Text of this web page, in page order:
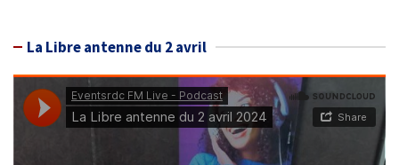
La Libre antenne du 2 avril